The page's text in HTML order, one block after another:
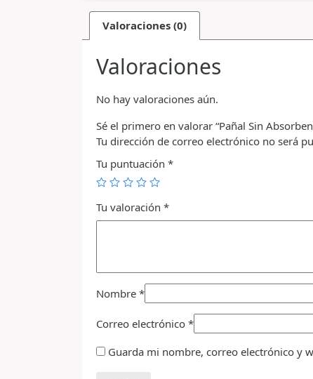
Valoraciones (0)
Valoraciones
No hay valoraciones aún.
Sé el primero en valorar “Pañal Sin
Tu dirección de correo electrónico no será
Tu puntuación *
Tu valoración *
Nombre *
Correo electrónico *
Guarda mi nombre, correo electrónico y